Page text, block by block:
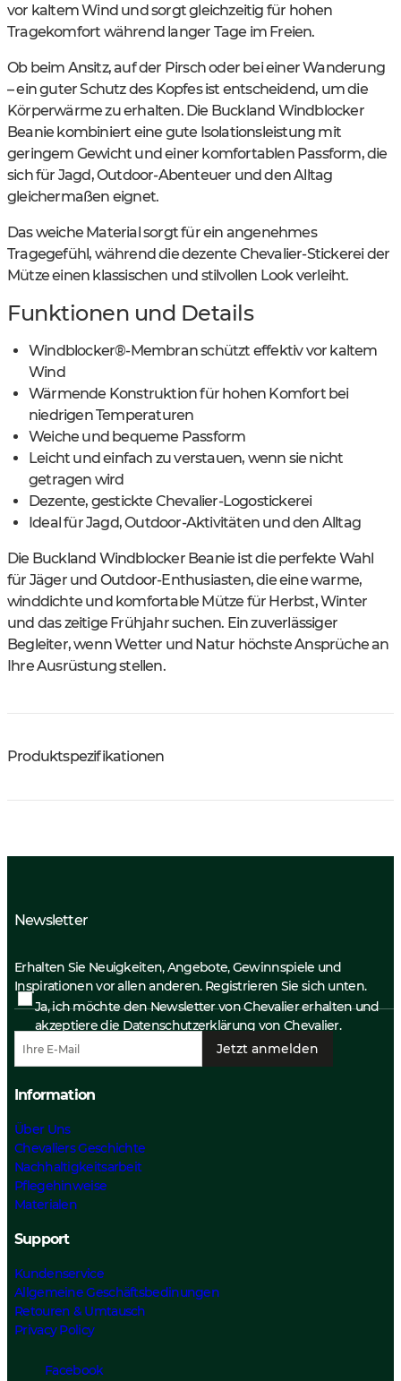
vor kaltem Wind und sorgt gleichzeitig für hohen
Tragekomfort während langer Tage im Freien.
Ob beim Ansitz, auf der Pirsch oder bei einer Wanderung
– ein guter Schutz des Kopfes ist entscheidend, um die
Körperwärme zu erhalten. Die Buckland Windblocker
Beanie kombiniert eine gute Isolationsleistung mit
geringem Gewicht und einer komfortablen Passform, die
sich für Jagd, Outdoor-Abenteuer und den Alltag
gleichermaßen eignet.
Das weiche Material sorgt für ein angenehmes
Tragegefühl, während die dezente Chevalier-Stickerei der
Mütze einen klassischen und stilvollen Look verleiht.
Funktionen und Details
Windblocker®-Membran schützt effektiv vor kaltem
Wind
Wärmende Konstruktion für hohen Komfort bei
niedrigen Temperaturen
Weiche und bequeme Passform
Leicht und einfach zu verstauen, wenn sie nicht
getragen wird
Dezente, gestickte Chevalier-Logostickerei
Ideal für Jagd, Outdoor-Aktivitäten und den Alltag
Die Buckland Windblocker Beanie ist die perfekte Wahl
für Jäger und Outdoor-Enthusiasten, die eine warme,
winddichte und komfortable Mütze für Herbst, Winter
und das zeitige Frühjahr suchen. Ein zuverlässiger
Begleiter, wenn Wetter und Natur höchste Ansprüche an
Ihre Ausrüstung stellen.
Produktspezifikationen
Newsletter
Erhalten Sie Neuigkeiten, Angebote, Gewinnspiele und
Inspirationen vor allen anderen. Registrieren Sie sich unten.
Ja, ich möchte den Newsletter von Chevalier erhalten und
akzeptiere die Datenschutzerklärung von Chevalier.
Jetzt anmelden
Information
Über Uns
Chevaliers Geschichte
Nachhaltigkeitsarbeit
Pflegehinweise
Materialen
Support
Kundenservice
Allgemeine Geschäftsbedinungen
Retouren & Umtausch
Privacy Policy
Facebook